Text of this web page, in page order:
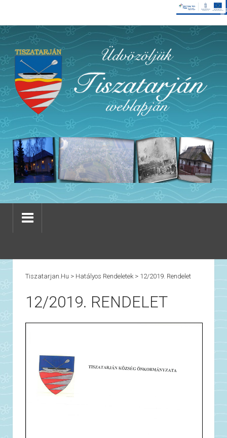
Tiszatarjan.hu > Hatályos Rendeletek> 12/2019. Rendelet
12/2019. RENDELET